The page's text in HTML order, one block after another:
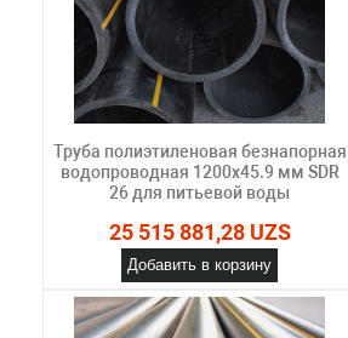
Труба полиэтиленовая безнапорная
водопроводная 1200х45.9 мм SDR
26 для питьевой воды
25 515 881,28 UZS
Добавить в корзину